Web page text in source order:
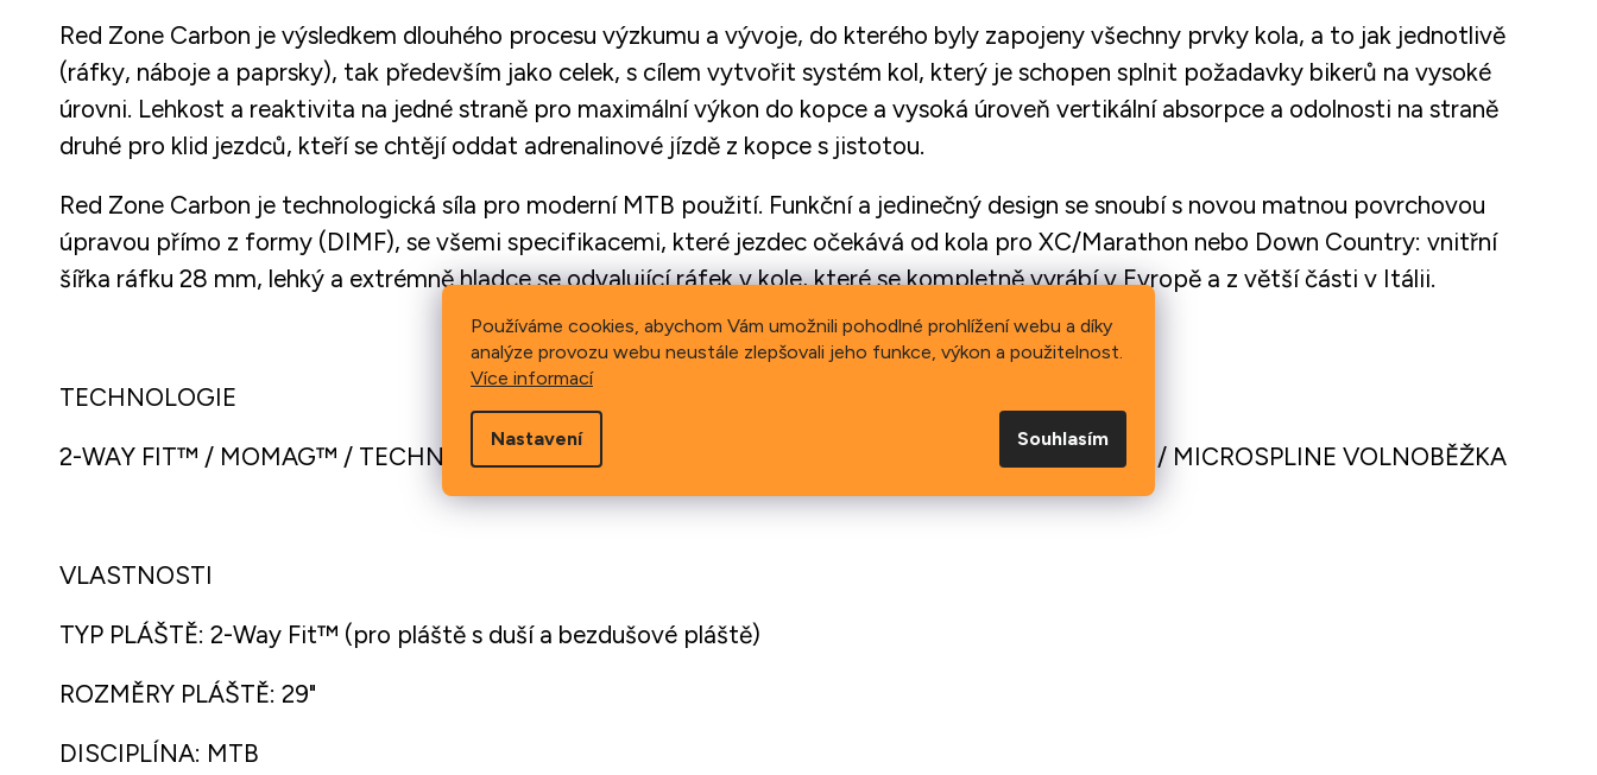
Používáme cookies, abychom Vám umožnili pohodlné prohlížení webu a díky
analýze provozu webu neustále zlepšovali jeho funkce, výkon a použitelnost.
Více informací
Nastavení Souhlasím
Red Zone Carbon je výsledkem dlouhého procesu výzkumu a vývoje, do kterého byly zapojeny všechny prvky kola, a to jak jednotlivě
(ráfky, náboje a paprsky), tak především jako celek, s cílem vytvořit systém kol, který je schopen splnit požadavky bikerů na vysoké
úrovni. Lehkost a reaktivita na jedné straně pro maximální výkon do kopce a vysoká úroveň vertikální absorpce a odolnosti na straně
druhé pro klid jezdců, kteří se chtějí oddat adrenalinové jízdě z kopce s jistotou.
Red Zone Carbon je technologická síla pro moderní MTB použití. Funkční a jedinečný design se snoubí s novou matnou povrchovou
úpravou přímo z formy (DIMF), se všemi specifikacemi, které jezdec očekává od kola pro XC/Marathon nebo Down Country: vnitřní
šířka ráfku 28 mm, lehký a extrémně hladce se odvalující ráfek v kole, které se kompletně vyrábí v Evropě a z větší části v Itálii.
TECHNOLOGIE
2-WAY FIT™ / MOMAG™ / TECHNOLOGIE ŠIROKÉHO RÁFKU / NEVRTANÝ RÁFEK / CUP & CONE / MICROSPLINE VOLNOBĚŽKA
VLASTNOSTI
TYP PLÁŠTĚ: 2-Way Fit™ (pro pláště s duší a bezdušové pláště)
ROZMĚRY PLÁŠTĚ: 29"
DISCIPLÍNA: MTB